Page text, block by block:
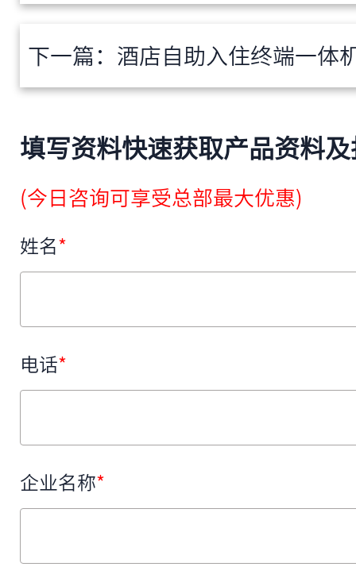
下一篇： 酒店自助入住终端一体机价格解析：
填写资料快速获取产品资料
(今日咨询可享受总部最大优惠)
姓名*
电话*
企业名称*